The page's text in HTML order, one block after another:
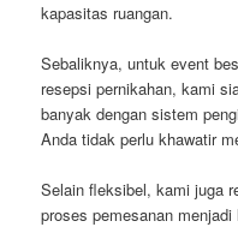
kapasitas ruangan.
Sebaliknya, untuk event
resepsi pernikahan, kami
banyak dengan sistem
Anda tidak perlu khawatir
Selain fleksibel, kami juga
proses pemesanan